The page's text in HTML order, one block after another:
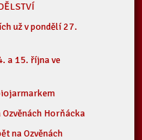
už v pondělí 27.
a 15. října ve
Horňácka
na Ozvěnách